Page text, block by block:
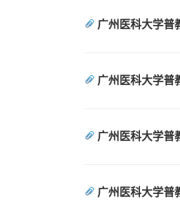
广州医科大学普
广州医科大学普
广州医科大学普
广州医科大学普